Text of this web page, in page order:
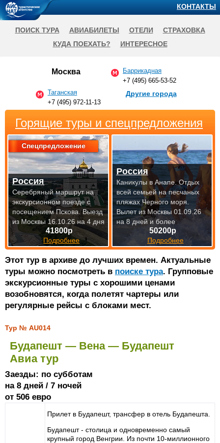
Этот тур в архиве до лучших времен. Актуальные
туры можно посмотреть в поиске тура. Групповые
экскурсионные туры с хорошими ценами
возобновятся, когда полетят чартеры или
регулярные рейсы с блоками мест.
Тур № AU014
Будапешт — Вена — Будапешт
Авиа тур
Заезды: по субботам
на 8 дней / 7 ночей
от 506 евро
Прилет в Будапешт, трансфер в отель Будапешта.
Будапешт - столица и одновременно самый
крупный город Венгрии. Из почти 10-миллионного
Горящие туры и спецпредложения
Спецпредложение
41800р
Подробнее
Россия
Серебряный маршрут на
экскурсионном поезде с
посещением Пскова.Выезд
из Москвы 16.10.26 на 4 дня
50200р
Подробнее
Россия
Каникулы в Анапе. Отдых
всей семьей на песчаных
пляжах Черного моря.
Вылет из Москвы 01.09.26
на 8 дней и более
Москва
Баррикадная
+7 (495) 665-53-52
Таганская
+7 (495) 972-11-13
Другие города
КОНТАКТЫ
ПОИСК ТУРА АВИАБИЛЕТЫ ОТЕЛИ
СТРАХОВКА
КУДА ПОЕХАТЬ?
ИНТЕРЕСНОЕ